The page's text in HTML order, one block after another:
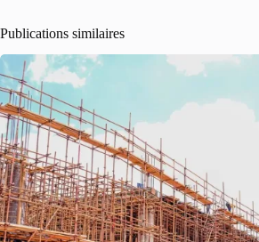
Publications similaires